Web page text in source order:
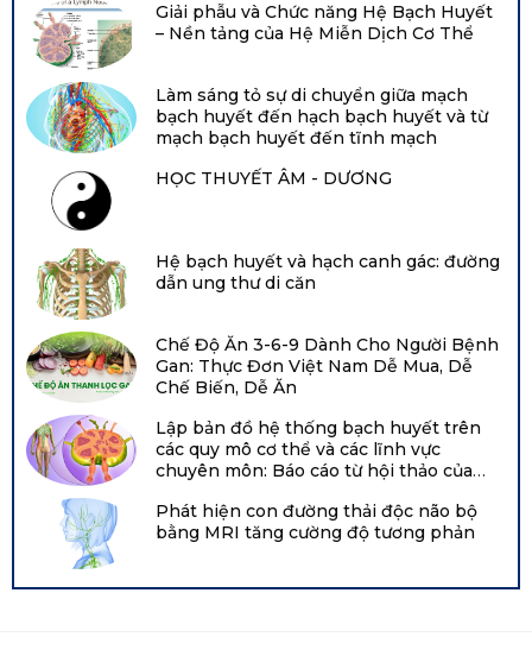
Giải phẫu và Chức năng Hệ Bạch Huyết
– Nền tảng của Hệ Miễn Dịch Cơ Thể
Làm sáng tỏ sự di chuyển giữa mạch
bạch huyết đến hạch bạch huyết và từ
mạch bạch huyết đến tĩnh mạch
HỌC THUYẾT ÂM - DƯƠNG
Hệ bạch huyết và hạch canh gác: đường
dẫn ung thư di căn
Chế Độ Ăn 3-6-9 Dành Cho Người Bệnh
Gan: Thực Đơn Việt Nam Dễ Mua, Dễ
Chế Biến, Dễ Ăn
Lập bản đồ hệ thống bạch huyết trên
các quy mô cơ thể và các lĩnh vực
chuyên môn: Báo cáo từ hội thảo của
2021 tại Hội nghị chuyên đề về bạch
huyết Boston
Phát hiện con đường thải độc não bộ
bằng MRI tăng cường độ tương phản